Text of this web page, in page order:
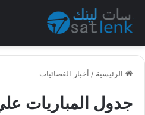
الرئيسية / أخبار الفضائيات
جدول المباريات